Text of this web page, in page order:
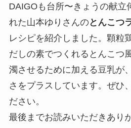
DAIGOも台所〜きょうの献立
れた山本ゆりさんのとんこつ
レシピを紹介しました。顆粒
だしの素でつくれるとんこつ
濁させるために加える豆乳が
さをプラスしています。ぜひ
ださい。
最後までお読みいただきあり